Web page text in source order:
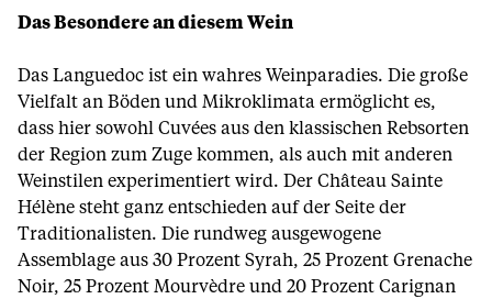
Das Besondere an diesem Wein
Das Languedoc ist ein wahres Weinparadies. Die große
Vielfalt an Böden und Mikroklimata ermöglicht es,
dass hier sowohl Cuvées aus den klassischen Rebsorten
der Region zum Zuge kommen, als auch mit anderen
Weinstilen experimentiert wird. Der Château Sainte
Hélène steht ganz entschieden auf der Seite der
Traditionalisten. Die rundweg ausgewogene
Assemblage aus 30 Prozent Syrah, 25 Prozent Grenache
Noir, 25 Prozent Mourvèdre und 20 Prozent Carignan